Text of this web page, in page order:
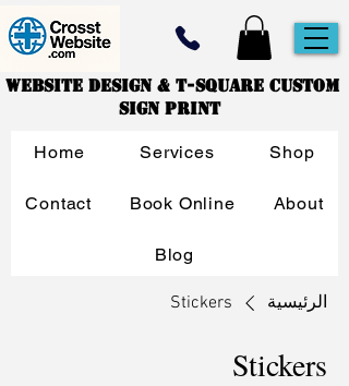
Website Design & T-Square Custom
Sign Print
Home Services Shop
Contact Book Online About
Blog
الرئيسية Stickers
Stickers